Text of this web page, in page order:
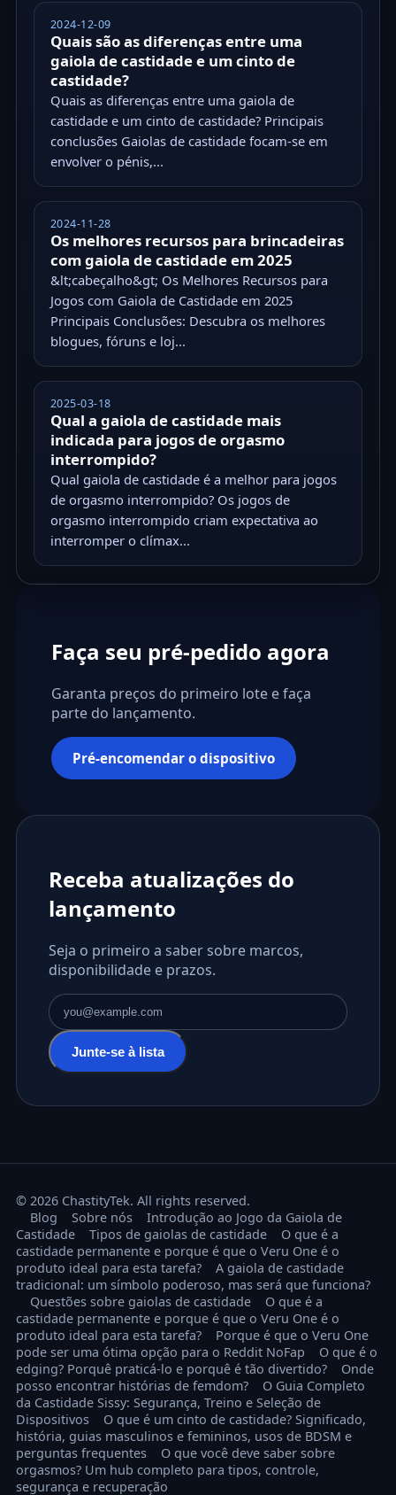
2024-12-09
Quais são as diferenças entre uma
gaiola de castidade e um cinto de
castidade?
Quais as diferenças entre uma gaiola de
castidade e um cinto de castidade? Principais
conclusões Gaiolas de castidade focam-se em
envolver o pénis,...
2024-11-28
Os melhores recursos para brincadeiras
com gaiola de castidade em 2025
&lt;cabeçalho&gt; Os Melhores Recursos para
Jogos com Gaiola de Castidade em 2025
Principais Conclusões: Descubra os melhores
blogues, fóruns e loj...
2025-03-18
Qual a gaiola de castidade mais
indicada para jogos de orgasmo
interrompido?
Qual gaiola de castidade é a melhor para jogos
de orgasmo interrompido? Os jogos de
orgasmo interrompido criam expectativa ao
interromper o clímax...
Faça seu pré-pedido agora
Garanta preços do primeiro lote e faça
parte do lançamento.
Pré-encomendar o dispositivo
Receba atualizações do
lançamento
Seja o primeiro a saber sobre marcos,
disponibilidade e prazos.
Endereço de email
Junte-se à lista
© 2026 ChastityTek. All rights reserved.
Blog
Sobre nós
Introdução ao Jogo da Gaiola de
Castidade
Tipos de gaiolas de castidade
O que é a
castidade permanente e porque é que o Veru One é o
produto ideal para esta tarefa?
A gaiola de castidade
tradicional: um símbolo poderoso, mas será que funciona?
Questões sobre gaiolas de castidade
O que é a
castidade permanente e porque é que o Veru One é o
produto ideal para esta tarefa?
Porque é que o Veru One
pode ser uma ótima opção para o Reddit NoFap
O que é o
edging? Porquê praticá-lo e porquê é tão divertido?
Onde
posso encontrar histórias de femdom?
O Guia Completo
da Castidade Sissy: Segurança, Treino e Seleção de
Dispositivos
O que é um cinto de castidade? Significado,
história, guias masculinos e femininos, usos de BDSM e
perguntas frequentes
O que você deve saber sobre
orgasmos? Um hub completo para tipos, controle,
segurança e recuperação